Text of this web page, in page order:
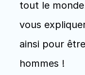
tout le
vous
ainsi pour
hommes !